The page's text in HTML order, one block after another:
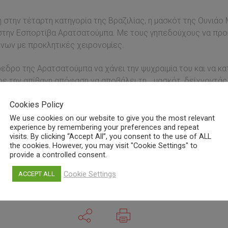
τέταρτη κατηγορία της Βραζιλίας, η μασκότ της
Εσπορτίβα Αρατσατούμπα. Με τους γηπεδούχους να
με προκλητικές χειρονομίες.
της Αρατσατούμπα να χάνει την ψυχραιμία του και να
την απίθανη απόφαση να αποβάλει τη… μασκότ,
a torcida do Araçatuba, tomou um soco do presidente
Cookies Policy
We use cookies on our website to give you the most relevant
experience by remembering your preferences and repeat
visits. By clicking “Accept All”, you consent to the use of ALL
the cookies. However, you may visit "Cookie Settings" to
provide a controlled consent.
ACCEPT ALL Cookie Settings